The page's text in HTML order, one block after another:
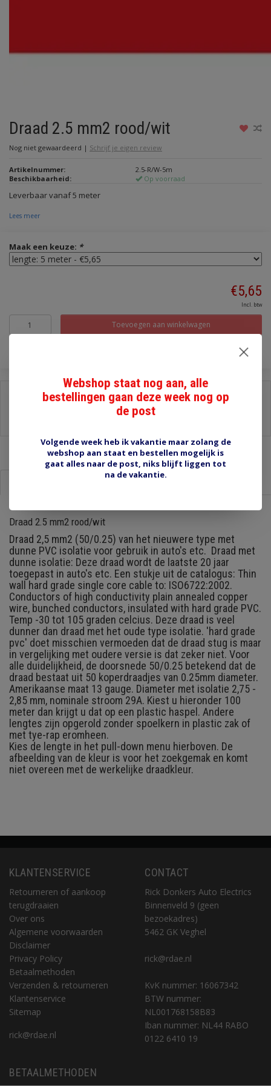
Draad 2.5 mm2 rood/wit
Nog niet gewaardeerd | Schrijf je eigen review
Artikelnummer:
2.5-R/W-5m
Beschikbaarheid:
Op voorraad
Leverbaar vanaf 5 meter
Lees meer
Maak een keuze: *
€5,65
Incl. btw
Toevoegen aan winkelwagen
Draad 2.5 mm2 rood/wit
Draad 2,5 mm2 (50/0.25) van het nieuwere type met
dunne PVC isolatie voor gebruik in auto's etc. Draad met
dunne isolatie: Deze draad wordt de laatste 20 jaar
toegepast in auto's etc. Een stukje uit de catalogus: Thin
wall hard grade single core cable to: ISO6722:2002.
Conductors of high conductivity plain annealed copper
wire, bunched conductors, insulated with hard grade PVC.
Temp -30 tot 105 graden celcius. Deze draad is veel
dunner dan draad met het oude type isolatie. 'hard grade
pvc' doet misschien vermoeden dat de draad stug is maar
in vergelijking met oudere versie is dat zeker niet. Voor
alle duidelijkheid, de doorsnede 50/0.25 betekend dat de
draad bestaat uit 50 koperdraadjes van 0.25mm diameter.
Amerikaanse maat 13 gauge. Diameter met isolatie 2,75 -
2,85 mm, nominale stroom 29A. Kiest u hieronder 100
meter dan krijgt u dat op een plastic haspel. Andere
lengtes zijn opgerold zonder spoelkern in plastic zak of
met tye-rap eromheen.
Kies de lengte in het pull-down menu hierboven. De
afbeelding van de kleur is voor het zoekgemak en komt
niet overeen met de werkelijke draadkleur.
KLANTENSERVICE
Retourneren of aankoop
terugdraaien
Over ons
Algemene voorwaarden
Disclaimer
Privacy Policy
Betaalmethoden
Verzenden & retourneren
Klantenservice
Sitemap
rick@rdae.nl
CONTACT
Rick Donkers Auto Electrics
Binnenveld 9 (geen
bezoekadres)
5462 GK Veghel
rick@rdae.nl
KvK nummer: 16067342
BTW nummer:
NL001768158B83
Iban nummer: NL44 RABO
0122 6410 19
BETAALMETHODEN
Webshop staat nog aan, alle
bestellingen gaan deze week nog op
de post
Volgende week heb ik vakantie maar zolang de
webshop aan staat en bestellen mogelijk is
gaat alles naar de post, niks blijft liggen tot
na de vakantie.